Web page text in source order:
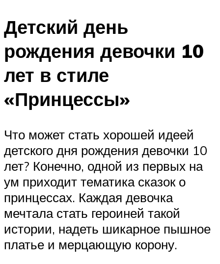
Детский день
рождения девочки 10
лет в стиле
«Принцессы»
Что может стать хорошей идеей
детского дня рождения девочки 10
лет? Конечно, одной из первых на
ум приходит тематика сказок о
принцессах. Каждая девочка
мечтала стать героиней такой
истории, надеть шикарное пышное
платье и мерцающую корону.